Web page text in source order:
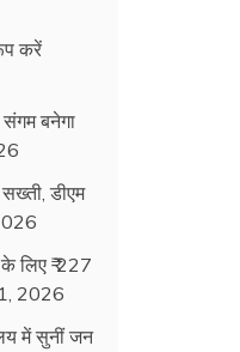
करें
बनेगा
डीएम
के लिए ₹ 227
2026
में सुनीं जन